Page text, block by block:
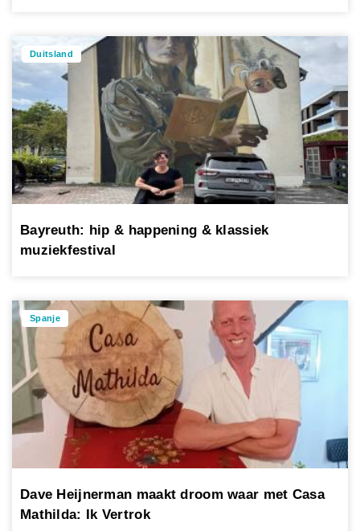
Duitsland
Bayreuth: hip & happening & klassiek
muziekfestival
Spanje
Dave Heijnerman maakt droom waar met Casa
Mathilda: Ik Vertrok